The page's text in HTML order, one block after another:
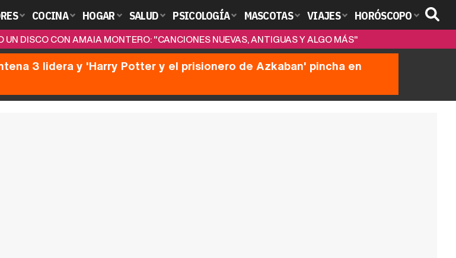
COCINA HOGAR SALUD PSICOLOGÍA MASCOTAS VIAJES HORÓSCOPO
UN DISCO CON AMAIA MONTERO: "CANCIONES NUEVAS, ANTIGUAS Y ALGO MÁS"
3 lidera y 'Harry Potter y el prisionero de Azkaban' pincha en